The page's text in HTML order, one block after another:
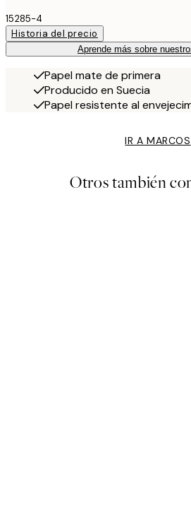
15285-4
Historia del precio
Aprende más sobre
Papel mate de primera
Producido en Suecia
Papel resistente al
IR A MARCOS
Otros también